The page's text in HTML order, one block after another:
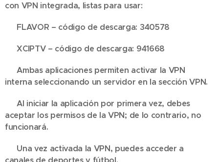
con VPN integrada, listas para usar:
🔹 FLAVOR – código de descarga: 340578
🔹 XCIPTV – código de descarga: 941668
✅ Ambas aplicaciones permiten activar la VPN
interna seleccionando un servidor en la sección VPN.
⚠️ Al iniciar la aplicación por primera vez, debes
aceptar los permisos de la VPN; de lo contrario, no
funcionará.
📺 Una vez activada la VPN, puedes acceder a